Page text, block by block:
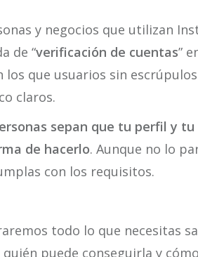
y negocios que utilizan
de “verificación de cuentas”
los que usuarios sin
claros.
sepan que tu perfil y
de hacerlo. Aunque no lo
con los requisitos.
todo lo que necesitas
puede conseguirla y